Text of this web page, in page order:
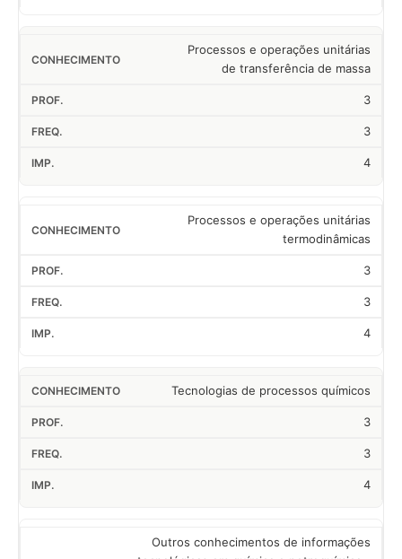
Processos e operações unitárias
de transferência de massa
3
3
4
Processos e operações unitárias
termodinâmicas
3
3
4
Tecnologias de processos químicos
3
3
4
Outros conhecimentos de informações